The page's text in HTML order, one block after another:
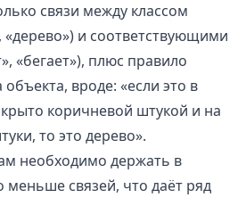
связи между классом
и соответствующими
«бегает»), плюс правило
вроде: «если это в
коричневой штукой и на
то это дерево».
необходимо держать в
меньше связей, что даёт ряд